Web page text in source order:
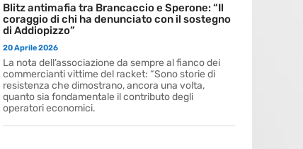
Blitz antimafia tra Brancaccio e Sperone: “Il
coraggio di chi ha denunciato con il sostegno
di Addiopizzo”
20 Aprile 2026
La nota dell’associazione da sempre al fianco dei
commercianti vittime del racket: “Sono storie di
resistenza che dimostrano, ancora una volta,
quanto sia fondamentale il contributo degli
operatori economici.